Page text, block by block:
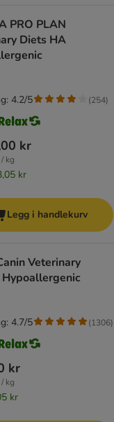
PRO PLAN
Diets HA
kr
kg
kr
4.2/5 (254)
Legg i handlekurv
Veterinary
Hypoallergenic
kr
kg
kr
4.7/5 (1306)